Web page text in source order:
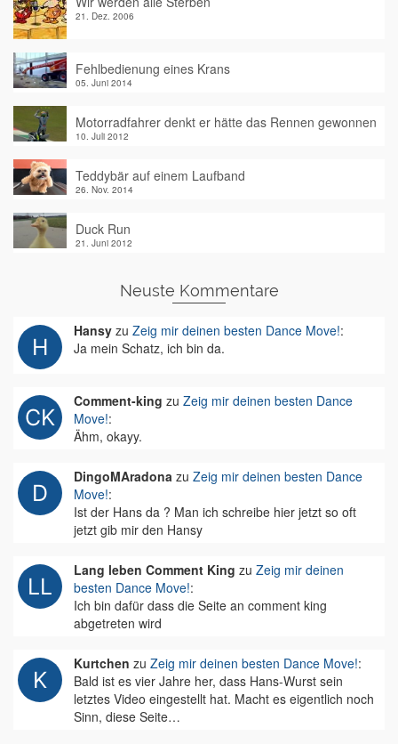
21. Dez. 2006
Fehlbedienung eines Krans
05. Juni 2014
Motorradfahrer denkt er hätte das Rennen gewonnen
10. Juli 2012
Teddybär auf einem Laufband
26. Nov. 2014
Duck Run
21. Juni 2012
Neuste Kommentare
Hansy zu Zeig mir deinen besten Dance Move!:
Ja mein Schatz, ich bin da.
Comment-king zu Zeig mir deinen besten Dance
Move!:
Ähm, okayy.
DingoMAradona zu Zeig mir deinen besten Dance
Move!:
Ist der Hans da ? Man ich schreibe hier jetzt so oft
jetzt gib mir den Hansy
Lang leben Comment King zu Zeig mir deinen
besten Dance Move!:
Ich bin dafür dass die Seite an comment king
abgetreten wird
Kurtchen zu Zeig mir deinen besten Dance Move!:
Bald ist es vier Jahre her, dass Hans-Wurst sein
letztes Video eingestellt hat. Macht es eigentlich noch
Sinn, diese Seite…